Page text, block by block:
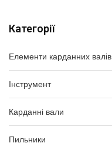
Категорії
Елементи карданних валів
Інструмент
Карданні вали
Пильники